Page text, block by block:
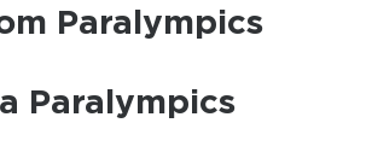
Paralympics
Paralympics